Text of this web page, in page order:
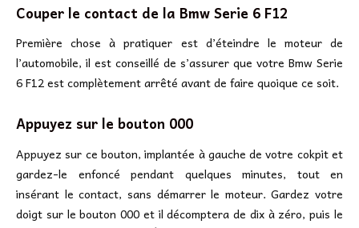
Couper le contact de la Bmw Serie 6 F12
Première chose à pratiquer est d’éteindre le moteur de
l’automobile, il est conseillé de s’assurer que votre Bmw Serie
6 F12 est complètement arrêté avant de faire quoique ce soit.
Appuyez sur le bouton 000
Appuyez sur ce bouton, implantée à gauche de votre cokpit et
gardez-le enfoncé pendant quelques minutes, tout en
insérant le contact, sans démarrer le moteur. Gardez votre
doigt sur le bouton 000 et il décomptera de dix à zéro, puis le